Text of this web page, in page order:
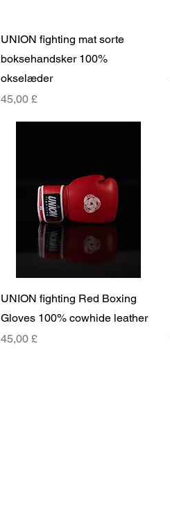
Hurtigvisning
UNION fighting mat sorte
boksehandsker 100%
okselæder
Pris
45,00 £
Hurtigvisning
UNION fighting Red Boxing
Gloves 100% cowhide leather
Pris
45,00 £